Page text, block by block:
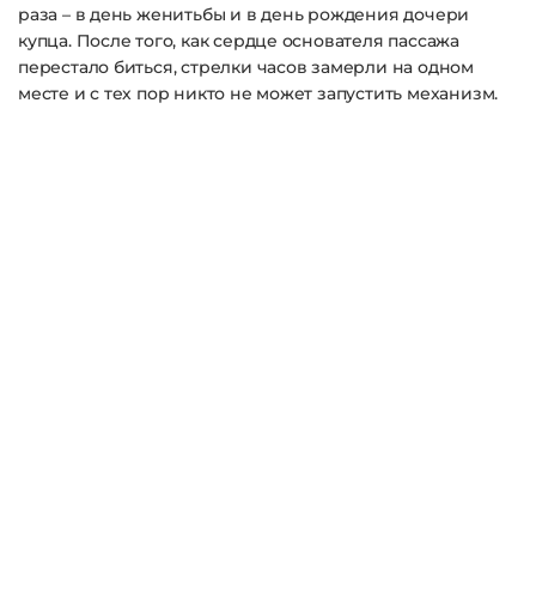
раза – в день женитьбы и в день рождения дочери
купца. После того, как сердце основателя пассажа
перестало биться, стрелки часов замерли на одном
месте и с тех пор никто не может запустить механизм.